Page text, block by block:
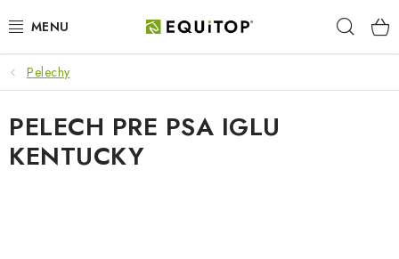
na
JAZDEC
KÔŇ
PONY
Pelechy
PELECH PRE PSA IGLU
KENTUCKY